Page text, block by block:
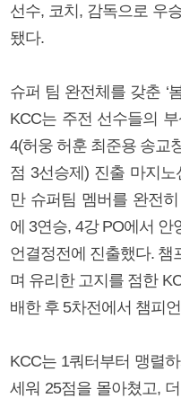
선수, 코치, 감독으로 우
됐다.
슈퍼 팀 완전체를 갖춘 ‘
KCC는 주전 선수들의
4(허웅 허훈 최준용 송교
점 3선승제) 진출 마지
만 슈퍼팀 멤버를 완전
에 3연승, 4강 PO에서 안
언결정전에 진출했다. 챔
며 유리한 고지를 점한
배한 후 5차전에서 챔피
KCC는 1쿼터부터 맹렬
세워 25점을 몰아쳤고,